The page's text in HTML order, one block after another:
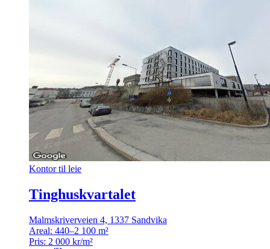
Kontor til leie
Tinghuskvartalet
Malmskriverveien 4, 1337 Sandvika
Areal: 440–2 100 m²
Pris: 2 000 kr/m²